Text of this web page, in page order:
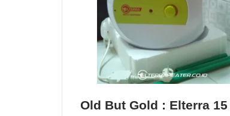
Old But Gold : Elterra 15